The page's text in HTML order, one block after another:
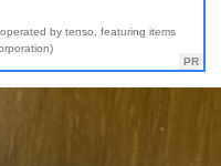
by tenso, featuring items